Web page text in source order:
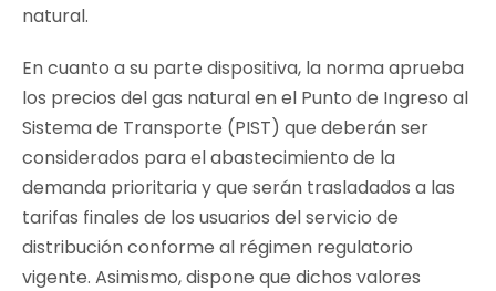
natural.
En cuanto a su parte dispositiva, la norma aprueba
los precios del gas natural en el Punto de Ingreso al
Sistema de Transporte (PIST) que deberán ser
considerados para el abastecimiento de la
demanda prioritaria y que serán trasladados a las
tarifas finales de los usuarios del servicio de
distribución conforme al régimen regulatorio
vigente. Asimismo, dispone que dichos valores